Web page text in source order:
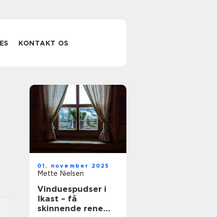
KONTAKT OS
01. november 2025
Mette Nielsen
Vinduespudser i
Ikast – få
skinnende rene